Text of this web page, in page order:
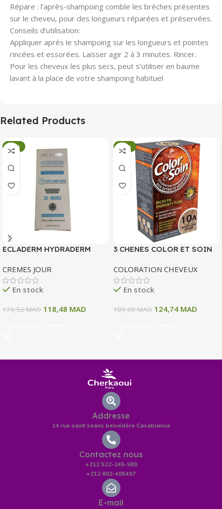
Répare : l’après-shampoing comble les brèches présentes
sur le cheveu, pour des longueurs réparées et préservées.
Conseils d’utilisation:
Appliquer après le shampoing sur les longueurs et pointes
rincées et essorées. Laisser agir 2 à 3 minutes. Rincer.
Pour les cheveux les plus secs, peut s’utiliser en baume
lavant à la place de votre shampoing habituel
Related Products
-34%
ECLADERM HYDRADERM
INTENSE 72H 50 ML
CREMES JOUR
En stock
179,52MAD 118,48 MAD
-34%
3 CHENES COLOR ET SOIN
10 A BLOND CLAIR CENDRE
135 ML
COLORATION CHEVEUX
En stock
189,00MAD 124,74 MAD
Addresse
14 rue saint seans belvédère Casablanca
Contactez nous
+212 522-245-989
+212 602-405497
E-mail